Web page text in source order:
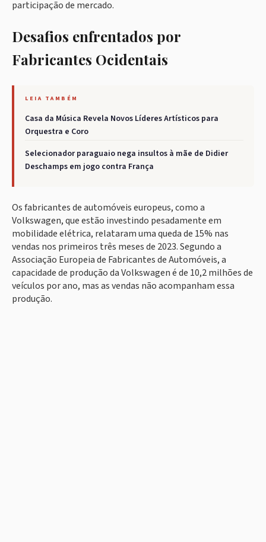
participação de mercado.
Desafios enfrentados por
Fabricantes Ocidentais
LEIA TAMBÉM
Casa da Música Revela Novos Líderes Artísticos para
Orquestra e Coro
Selecionador paraguaio nega insultos à mãe de Didier
Deschamps em jogo contra França
Os fabricantes de automóveis europeus, como a
Volkswagen, que estão investindo pesadamente em
mobilidade elétrica, relataram uma queda de 15% nas
vendas nos primeiros três meses de 2023. Segundo a
Associação Europeia de Fabricantes de Automóveis, a
capacidade de produção da Volkswagen é de 10,2 milhões de
veículos por ano, mas as vendas não acompanham essa
produção.